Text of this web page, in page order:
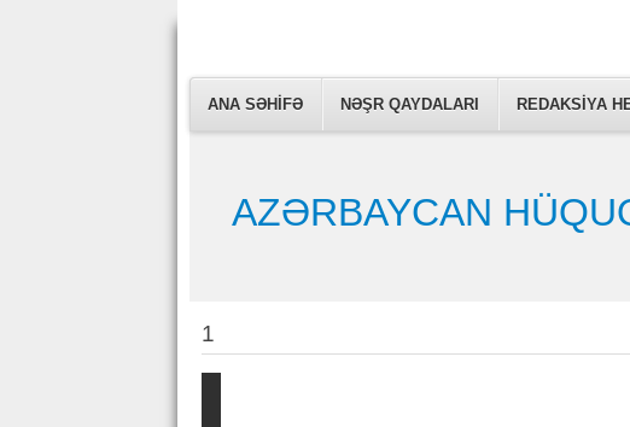
AZƏRBAYCAN
ARCHIVE SUBMIT ARTICLE
ANA SƏHIFƏ NƏŞR QAYDALARI REDAKSİYA
1